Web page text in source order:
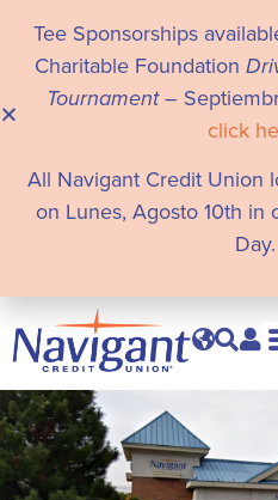
Tee Sponsorships
Charitable Foundation
Tournament–
click
All Navigant Credit Union
on Lunes, Agosto 10th
Day.